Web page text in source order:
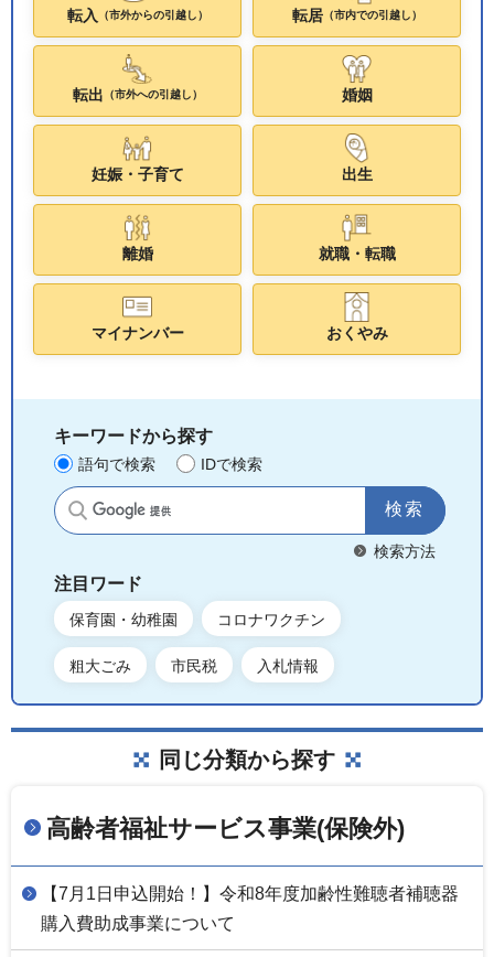
転入 （市外からの引越し） 転居（市内での引越し）
転出 （市外への引越し） 婚姻
妊娠・子育て 出生
離婚 就職・転職
マイナンバー おくやみ
キーワードから探す
語句で検索 IDで検索
サイト内検索
検索方法
注目ワード
保育園・幼稚園 コロナワクチン
粗大ごみ 市民税 入札情報
同じ分類から探す
高齢者福祉サービス事業(保険外)
【7月1日申込開始！】令和8年度加齢性難聴者補聴器
購入費助成事業について